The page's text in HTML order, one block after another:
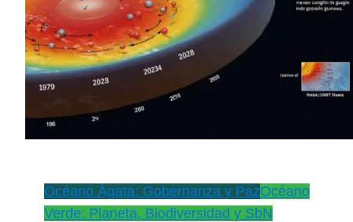
en
México.
Océano Ágata: Gobernanza y PazOcéano
Verde: Planeta, Biodiversidad y SbN